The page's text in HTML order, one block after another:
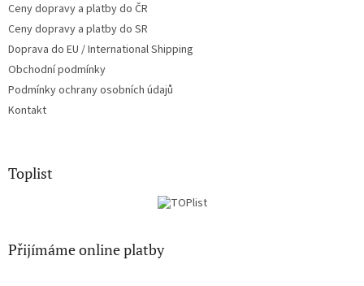
Ceny dopravy a platby do ČR
Ceny dopravy a platby do SR
Doprava do EU / International Shipping
Obchodní podmínky
Podmínky ochrany osobních údajů
Kontakt
Toplist
Přijímáme online platby